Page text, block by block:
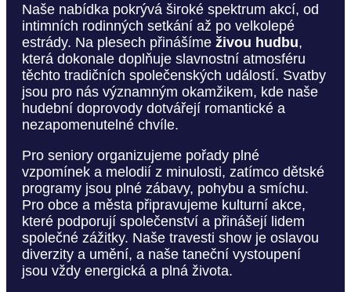
Naše nabídka pokrývá široké spektrum akcí, od
intimních rodinných setkání až po velkolepé
estrády. Na plesech přinášíme živou hudbu,
která dokonale doplňuje slavnostní atmosféru
těchto tradičních společenských událostí. Svatby
jsou pro nás významným okamžikem, kde naše
hudební doprovody dotvářejí romantické a
nezapomenutelné chvíle.
Pro seniory organizujeme pořady plné
vzpomínek a melodií z minulosti, zatímco dětské
programy jsou plné zábavy, pohybu a smíchu.
Pro obce a města připravujeme kulturní akce,
které podporují společenství a přinášejí lidem
společné zážitky. Naše travesti show je oslavou
diverzity a umění, a naše taneční vystoupení
jsou vždy energická a plná života.